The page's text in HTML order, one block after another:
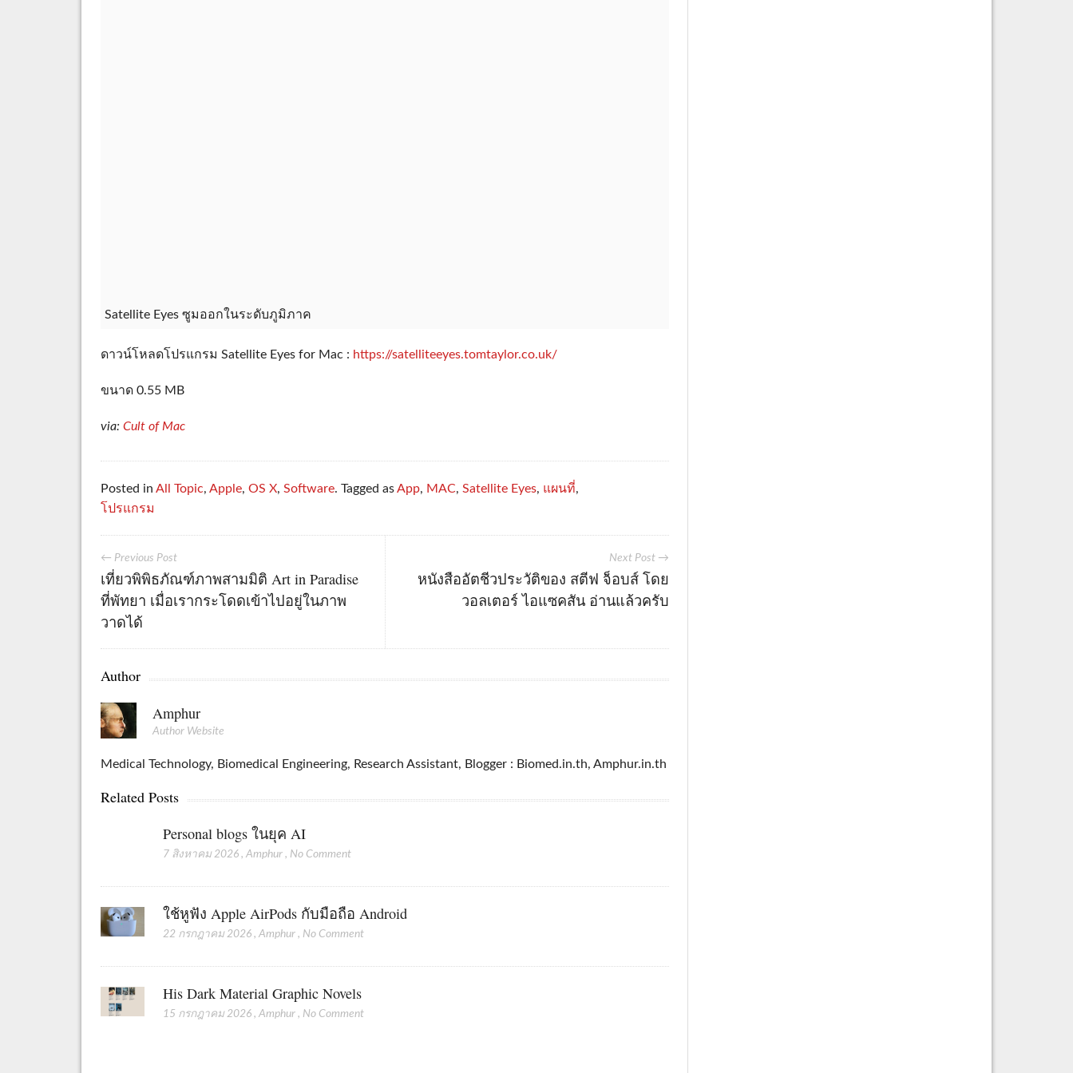
Satellite Eyes ซูมออกในระดับภูมิภาค
ดาวน์โหลดโปรแกรม Satellite Eyes for Mac : https://satelliteeyes.tomtaylor.co.uk/
ขนาด 0.55 MB
via:Cult of Mac
Posted inAll Topic,Apple,OS X,Software. Tagged asApp, MAC,Satellite Eyes, แผนที่,
โปรแกรม
Next Post →
หนังสืออัตชีวประวัติของ สตีฟ จ็อบส์ โดย
วอลเตอร์ ไอแซคสัน อ่านแล้วครับ
← Previous Post
เที่ยวพิพิธภัณฑ์ภาพสามมิติ Art in Paradise
ที่พัทยา เมื่อเรากระโดดเข้าไปอยู่ในภาพ
วาดได้
Author
Amphur
Author Website
Medical Technology, Biomedical Engineering, Research Assistant, Blogger : Biomed.in.th, Amphur.in.th
Related Posts
Personal blogs ในยุค AI
7 สิงหาคม 2026 ,Amphur , No Comment
ใช้หูฟัง Apple AirPods กับมือถือ Android
22 กรกฎาคม 2026 ,Amphur , No Comment
His Dark Material Graphic Novels
15 กรกฎาคม 2026 ,Amphur , No Comment